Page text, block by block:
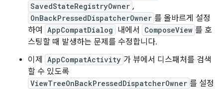
SavedStateRegistryOwner ,
OnBackPressedDispatcherOwner 를 올바르게 설정
하여
AppCompatDialog 내에서 ComposeView 를 호
스팅할 때 발생하는 문제를 수정합니다.
이제
AppCompatActivity 가 뷰에서 디스패처를 검색
할 수 있도록
ViewTreeOnBackPressedDispatcherOwner 를 설정